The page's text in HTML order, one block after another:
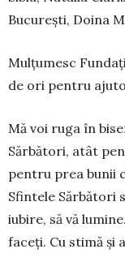
București, Doina
Mulțumesc
de ori pentru
Mă voi ruga în
Sărbători, atât
pentru prea bunii
Sfintele Sărbători
iubire, să vă
faceți. Cu stimă și